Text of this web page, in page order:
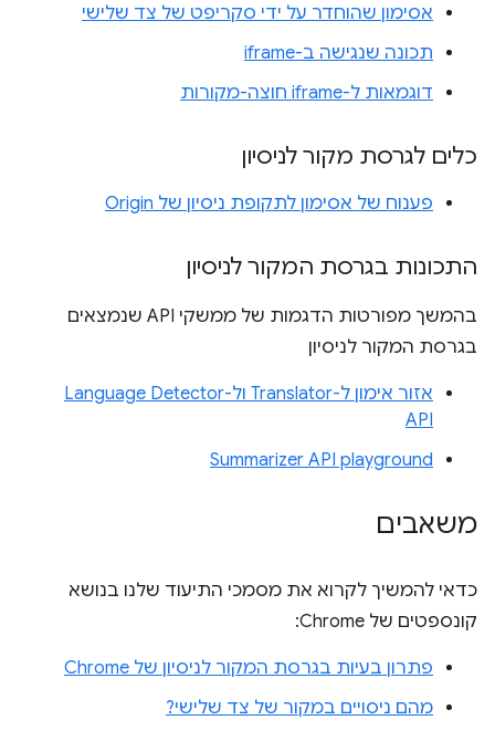
אסימון שהוחדר על ידי סקריפט של צד שלישי
תכונה שנגישה ב-iframe
דוגמאות ל-iframe חוצה-מקורות
כלים לגרסת מקור לניסיון
פענוח של אסימון לתקופת ניסיון של Origin
התכונות בגרסת המקור לניסיון
בהמשך מפורטות הדגמות של ממשקי API שנמצאים
בגרסת המקור לניסיון
אזור אימון ל-Translator ול-Language Detector
API
Summarizer API playground
משאבים
כדאי להמשיך לקרוא את מסמכי התיעוד שלנו בנושא
קונספטים של Chrome:
פתרון בעיות בגרסת המקור לניסיון של Chrome
מהם ניסויים במקור של צד שלישי?